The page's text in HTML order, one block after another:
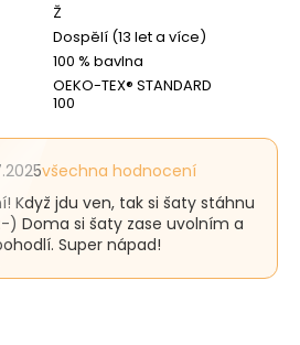
Ž
Dospělí (13 let a více)
100 % bavlna
OEKO-TEX® STANDARD
100
všechna hodnocení
Když jdu ven, tak si šaty stáhnu
) Doma si šaty zase uvolním a
Super nápad!